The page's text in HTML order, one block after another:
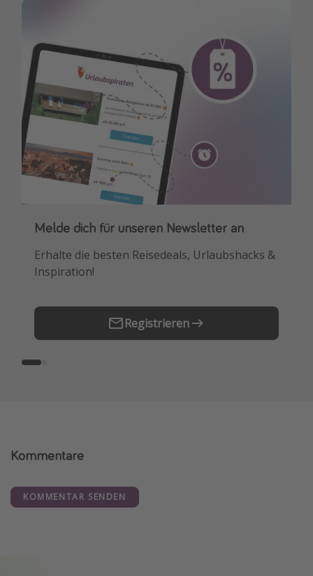
Melde dich für unseren Newsletter an
Erhalte die besten Reisedeals, Urlaubshacks &
Inspiration!
Registrieren
Downloade unsere App
Buche die besten Reiseschnäppchen als
Erstes.
Kommentare
KOMMENTAR SENDEN